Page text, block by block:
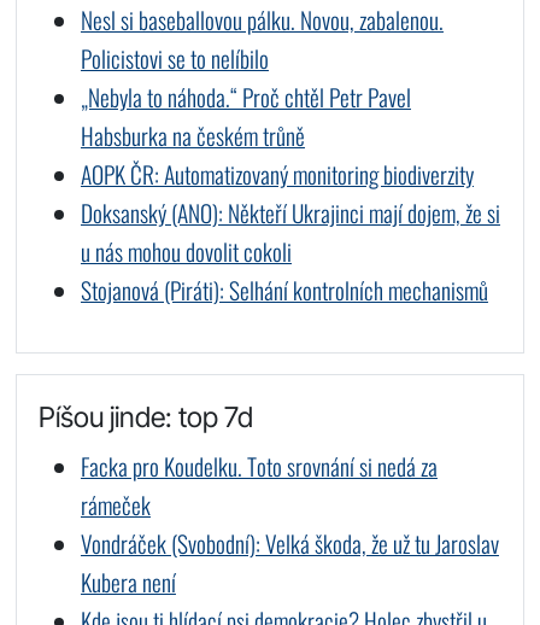
Nesl si baseballovou pálku. Novou, zabalenou.
Policistovi se to nelíbilo
„Nebyla to náhoda.“ Proč chtěl Petr Pavel
Habsburka na českém trůně
AOPK ČR: Automatizovaný monitoring biodiverzity
Doksanský (ANO): Někteří Ukrajinci mají dojem, že si
u nás mohou dovolit cokoli
Stojanová (Piráti): Selhání kontrolních mechanismů
Píšou jinde: top 7d
Facka pro Koudelku. Toto srovnání si nedá za
rámeček
Vondráček (Svobodní): Velká škoda, že už tu Jaroslav
Kubera není